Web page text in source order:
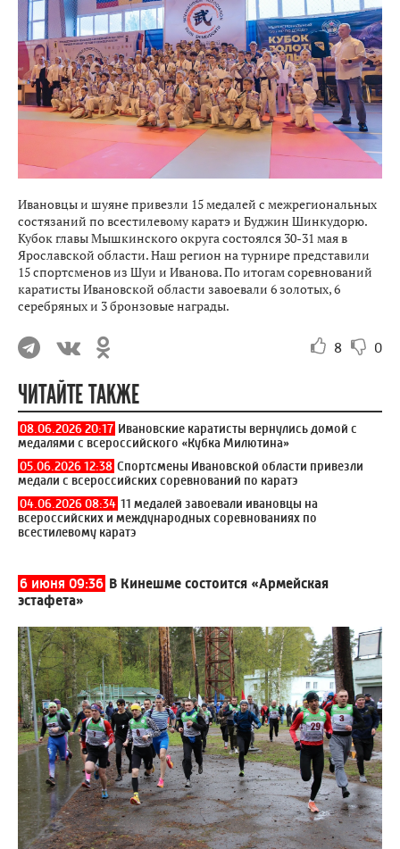
Ивановцы и шуяне привезли 15 медалей с межрегиональных
состязаний по всестилевому каратэ и Буджин Шинкудорю.
Кубок главы Мышкинского округа состоялся 30-31 мая в
Ярославской области. Наш регион на турнире представили
15 спортсменов из Шуи и Иванова. По итогам соревнований
каратисты Ивановской области завоевали 6 золотых, 6
серебряных и 3 бронзовые награды.
8 0
ЧИТАЙТЕ ТАКЖЕ
08.06.2026 20:17 Ивановские каратисты вернулись домой с
медалями с всероссийского «Кубка Милютина»
05.06.2026 12:38 Спортсмены Ивановской области привезли
медали с всероссийских соревнований по каратэ
04.06.2026 08:34 11 медалей завоевали ивановцы на
всероссийских и международных соревнованиях по
всестилевому каратэ
6 июня 09:36 В Кинешме состоится «Армейская
эстафета»